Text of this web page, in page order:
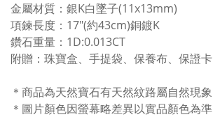
金屬材質：銀K白墜子(11x13mm)
項鍊長度：17"(約43cm)銅鍍K
鑽石重量：1D:0.013CT
附贈：珠寶盒、手提袋、保養布、保證卡
＊商品為天然寶石有天然紋路屬自然現象
＊圖片顏色因螢幕略差異以實品顏色為準